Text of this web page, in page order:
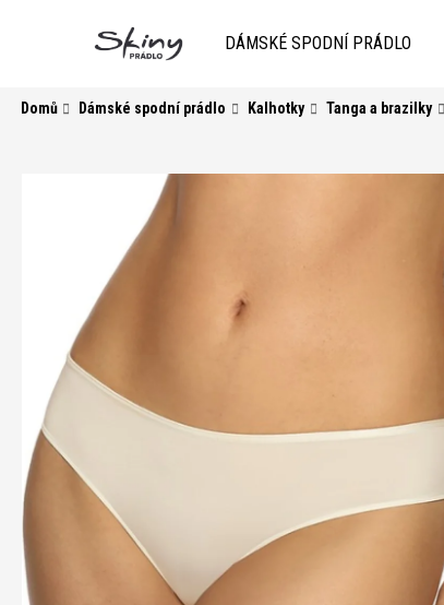
DÁMSKÉ SPODNÍ PRÁDLO
Domů Dámské spodní prádlo Kalhotky Tanga a brazilky
Zpět
obchodu
Zpětdo
HLEDAT